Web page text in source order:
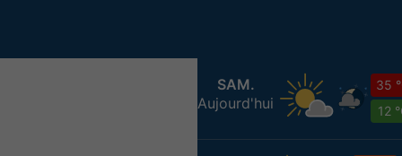
SAM.
Aujourd'hui
35
12